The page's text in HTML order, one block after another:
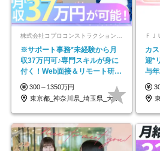
株式会社コプロコンストラクション【東証プライム上場コプロ・ホールディングス子会社】
※サポート事務*未経験から月
収37万円可♪専門スキルが身に
付く！Web面接＆リモート研修
も充実♪/a
300～1350万円
東京都_神奈川県_埼玉県_大阪府_愛知県…
ＦＪ
カ
迎*
与
OK/
東